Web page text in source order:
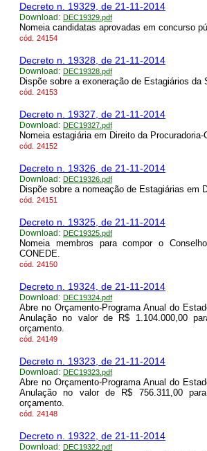
Decreto n. 19329, de 21-11-2014
Download: DEC19329.pdf
Nomeia candidatas aprovadas em concurso
cód. 24154
Decreto n. 19328, de 21-11-2014
Download: DEC19328.pdf
Dispõe sobre a exoneração de Estagiários
cód. 24153
Decreto n. 19327, de 21-11-2014
Download: DEC19327.pdf
Nomeia estagiária em Direito da
cód. 24152
Decreto n. 19326, de 21-11-2014
Download: DEC19326.pdf
Dispõe sobre a nomeação de Estagiárias em
cód. 24151
Decreto n. 19325, de 21-11-2014
Download: DEC19325.pdf
Nomeia membros para compor o
CONEDE.
cód. 24150
Decreto n. 19324, de 21-11-2014
Download: DEC19324.pdf
Abre no Orçamento-Programa Anual do
Anulação no valor de R$ 1.104.000,00
orçamento.
cód. 24149
Decreto n. 19323, de 21-11-2014
Download: DEC19323.pdf
Abre no Orçamento-Programa Anual do
Anulação no valor de R$ 756.311,00
orçamento.
cód. 24148
Decreto n. 19322, de 21-11-2014
Download: DEC19322.pdf